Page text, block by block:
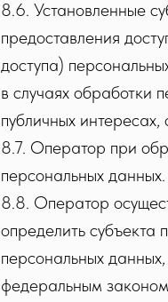
8.6. Установленные
предоставления
доступа)
в случаях обработки
публичных
8.7. Оператор при
персональных данных.
8.8. Оператор
определить субъекта
персональных
федеральным